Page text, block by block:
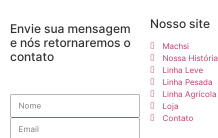
Envie sua mensagem
e nós retornaremos o
contato
Nosso site
Machsi
Nossa História
Linha Leve
Linha Pesada
Linha Agrícola
Loja
Contato